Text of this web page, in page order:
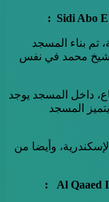
Sidi Abo
:
تم بناء المسجد
محمد في نفس
داخل المسجد يوجد
المسجد
وأيضا من
Al Qaaed
: